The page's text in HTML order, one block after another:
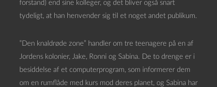
forstand) end sine kolleger, og det bliver også snart
tydeligt, at han henvender sig til et noget andet publikum.
”Den knaldrøde zone” handler om tre teenagere på en af
Jordens kolonier, Jake, Ronni og Sabina. De to drenge er i
besiddelse af et computerprogram, som informerer dem
om en rumflåde med kurs mod deres planet, og Sabina har